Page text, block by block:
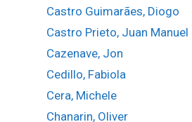
Castro Guimarães, Diogo
Castro Prieto, Juan Manuel
Cazenave, Jon
Cedillo, Fabiola
Cera, Michele
Chanarin, Oliver